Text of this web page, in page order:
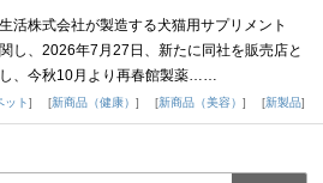
活株式会社が製造する犬猫用サプリメント
し、2026年7月27日、新たに同社を販売店と
、今秋10月より再春館製薬……
ット 新商品（健康） 新商品（美容） 新製品